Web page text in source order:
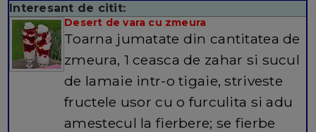
Interesant de citit:
Desert de vara cu zmeura
Toarna jumatate din cantitatea de
zmeura, 1 ceasca de zahar si sucul
de lamaie intr-o tigaie, striveste
fructele usor cu o furculita si adu
amestecul la fierbere; se fierbe